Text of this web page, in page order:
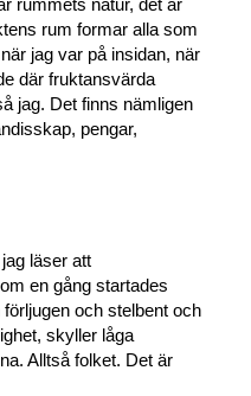
rummets natur, det är
rum formar alla som
jag var på insidan, när
där fruktansvärda
jag. Det finns nämligen
pengar,
läser att
en gång startades
och stelbent och
skyller låga
Alltså folket. Det är